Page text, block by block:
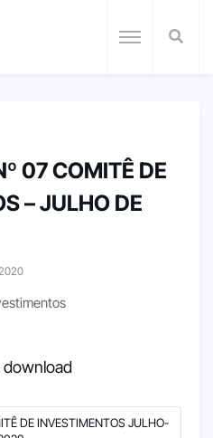
07 COMITÊ DE
– JULHO DE
download
DE INVESTIMENTOS JULHO-